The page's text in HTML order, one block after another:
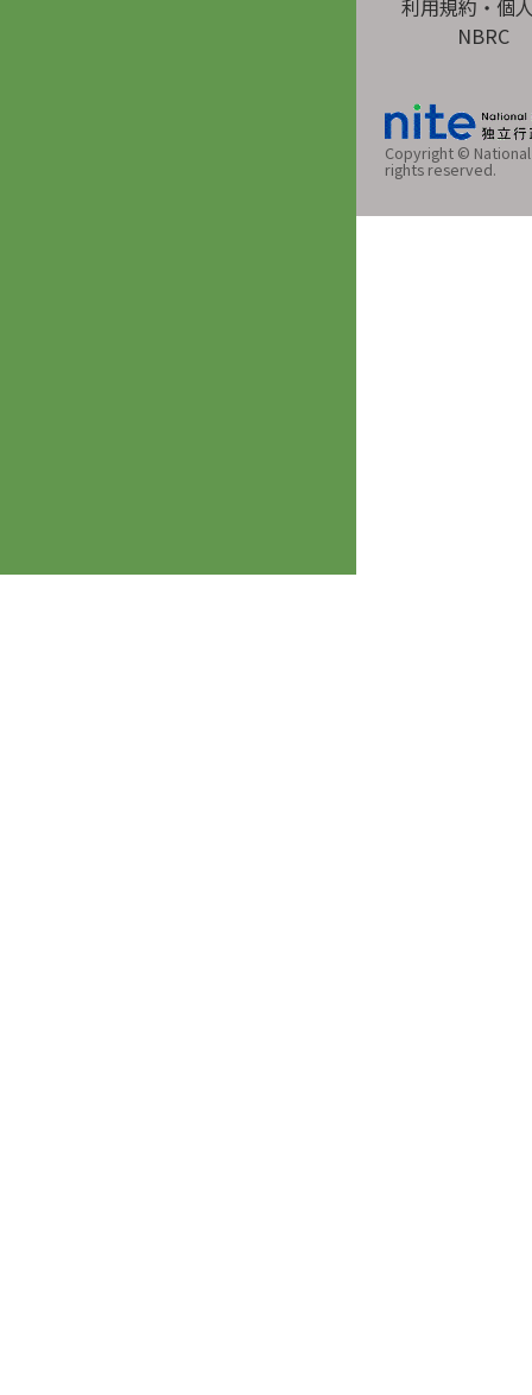
利用規約・個
NBRC
Copyright ©
rights reserved.